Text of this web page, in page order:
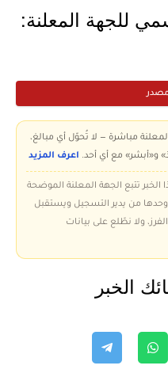
للجهة المعلنة:
مباشرة — لا تُحوّل أي مبالغ،
و«أبشر» مع أي أحد. اعرف المزيد
الخبر تتبع الجهة المعلنة الموضحة
من يدير التسجيل ويستقبل
ولا نطّلع على بيانات
الخبر